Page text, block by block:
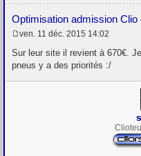
Optimisation admission
e
s
a
ven. 11 déc. 2015 14:02
Sur leur site il revient à 670€.
pneus y a des priorités :/